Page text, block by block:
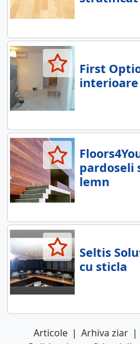
First
interioare
pardoseli
lemn
Seltis
cu sticla
Articole | Arhiva ziar |